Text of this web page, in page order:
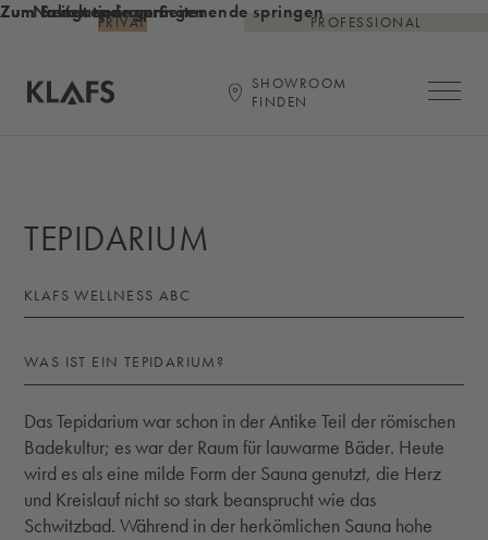
Zum Inhalt springen
Zum Seitenende springen
Zur Navigation am Seitenende springen
PRIVAT PROFESSIONAL
SHOWROOM
FINDEN
TEPIDARIUM
KLAFS WELLNESS ABC
WAS IST EIN TEPIDARIUM?
Das Tepidarium war schon in der Antike Teil der römischen
Badekultur; es war der Raum für lauwarme Bäder. Heute
wird es als eine milde Form der Sauna genutzt, die Herz
und Kreislauf nicht so stark beansprucht wie das
Schwitzbad. Während in der herkömlichen Sauna hohe